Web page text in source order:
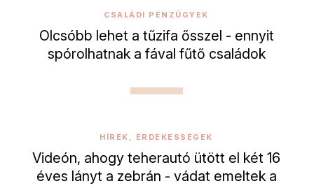
CSALÁDI PÉNZÜGYEK
Olcsóbb lehet a tűzifa ősszel - ennyit
spórolhatnak a fával fűtő családok
HÍREK, ÉRDEKESSÉGEK
Videón, ahogy teherautó ütött el két 16
éves lányt a zebrán - vádat emeltek a